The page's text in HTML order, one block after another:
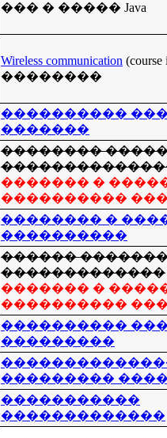
��� � ����� Java
Wireless communication (course
��������
����������
�������
��������
������� �
����������
�������� �
����������
������
�������������
������� �
����������
����������
���������
���������
�����������
�������������